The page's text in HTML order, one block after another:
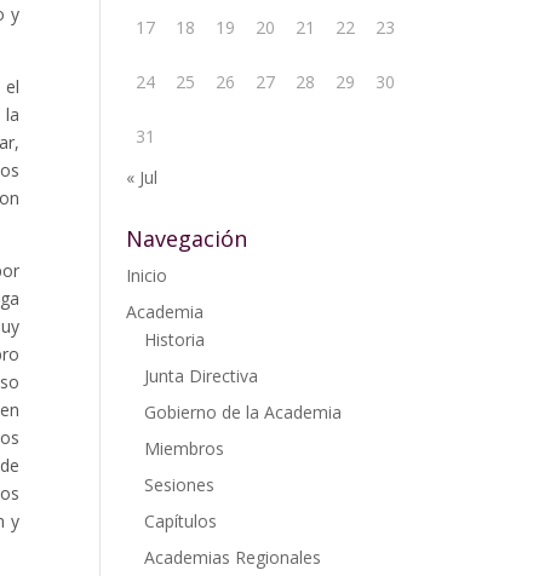
y
la
y
17 18 19 20 21 22 23
24 25 26 27 28 29 30
31
« Jul
Navegación
Inicio
Academia
Historia
Junta Directiva
Gobierno de la Academia
Miembros
Sesiones
Capítulos
Academias Regionales